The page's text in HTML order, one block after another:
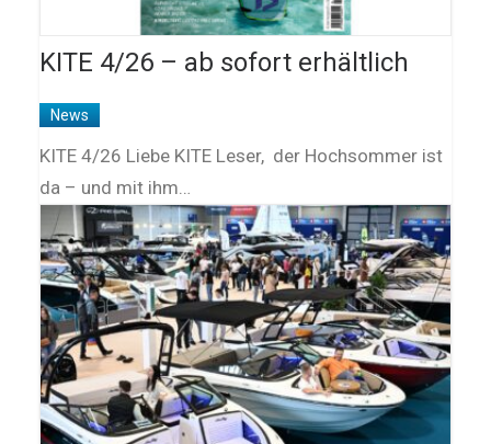
KITE 4/26 – ab sofort erhältlich
News
KITE 4/26 Liebe KITE Leser, der Hochsommer ist
da – und mit ihm…